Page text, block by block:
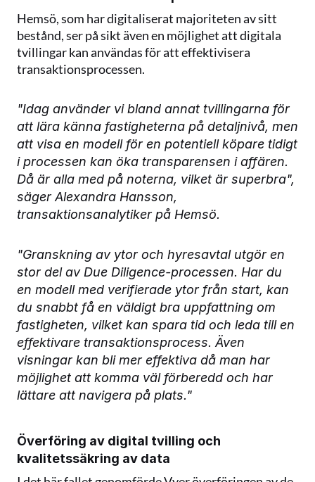
Hemsö, som har digitaliserat majoriteten av sitt
bestånd, ser på sikt även en möjlighet att digitala
tvillingar kan användas för att effektivisera
transaktionsprocessen.
"Idag använder vi bland annat tvillingarna för
att lära känna fastigheterna på detaljnivå, men
att visa en modell för en potentiell köpare tidigt
i processen kan öka transparensen i affären.
Då är alla med på noterna, vilket är superbra",
säger Alexandra Hansson,
transaktionsanalytiker på Hemsö.
"Granskning av ytor och hyresavtal utgör en
stor del av Due Diligence-processen. Har du
en modell med verifierade ytor från start, kan
du snabbt få en väldigt bra uppfattning om
fastigheten, vilket kan spara tid och leda till en
effektivare transaktionsprocess. Även
visningar kan bli mer effektiva då man har
möjlighet att komma väl förberedd och har
lättare att navigera på plats."
Överföring av digital tvilling och
kvalitetssäkring av data